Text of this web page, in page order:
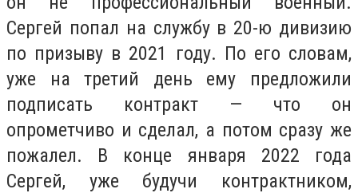
Сергей попал на службу в 20-ю дивизию
по призыву в 2021 году. По его словам,
уже на третий день ему предложили
подписать контракт — что он
опрометчиво и сделал, а потом сразу же
пожалел. В конце января 2022 года
Сергей, уже будучи контрактником,